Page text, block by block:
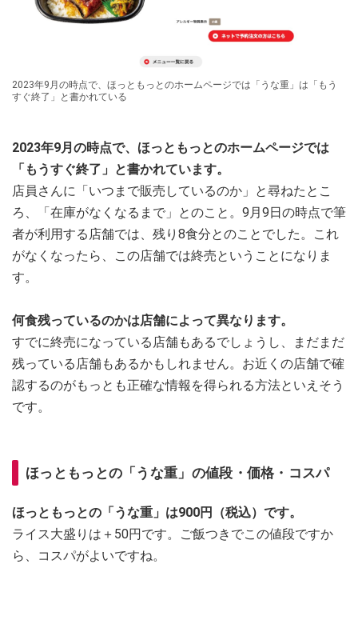
2023年9月の時点で、ほっともっとのホームページでは「うな重」は「もう
すぐ終了」と書かれている
2023年9月の時点で、ほっともっとのホームページでは
「もうすぐ終了」と書かれています。
店員さんに「いつまで販売しているのか」と尋ねたとこ
ろ、「在庫がなくなるまで」とのこと。9月9日の時点で筆
者が利用する店舗では、残り8食分とのことでした。これ
がなくなったら、この店舗では終売ということになりま
す。
何食残っているのかは店舗によって異なります。
すでに終売になっている店舗もあるでしょうし、まだまだ
残っている店舗もあるかもしれません。お近くの店舗で確
認するのがもっとも正確な情報を得られる方法といえそう
です。
ほっともっとの「うな重」の値段・価格・コスパ
ほっともっとの「うな重」は900円（税込）です。
ライス大盛りは＋50円です。ご飯つきでこの値段ですか
ら、コスパがよいですね。